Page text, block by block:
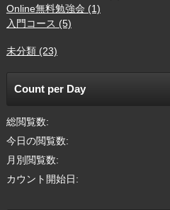
Online無料勉強会 (1)
入門コース (5)
未分類 (23)
Count per Day
総閲覧数:
今日の閲覧数:
月別閲覧数:
カウント開始日: